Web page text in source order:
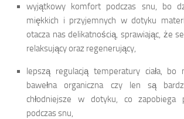
wyjątkowy komfort podczas snu, bo
miękkich i przyjemnych w dotyku
otacza nas delikatnością, sprawiając, że
relaksujący oraz regenerujący,
lepszą regulacją temperatury ciała, bo
bawełna organiczna czy len są
chłodniejsze w dotyku, co zapobiega
podczas snu,